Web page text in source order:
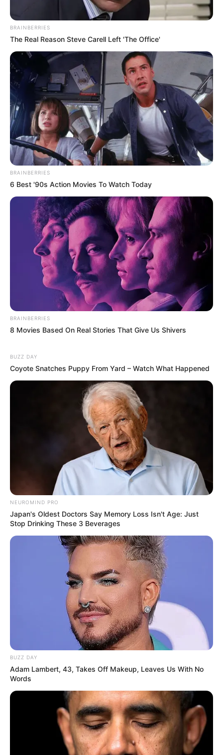
BRAINBERRIES
The Real Reason Steve Carell Left 'The Office'
BRAINBERRIES
6 Best '90s Action Movies To Watch Today
BRAINBERRIES
8 Movies Based On Real Stories That Give Us Shivers
BUZZ DAY
Coyote Snatches Puppy From Yard – Watch What Happened
NEUROMIND PRO
Japan's Oldest Doctors Say Memory Loss Isn't Age: Just
Stop Drinking These 3 Beverages
BUZZ DAY
Adam Lambert, 43, Takes Off Makeup, Leaves Us With No
Words